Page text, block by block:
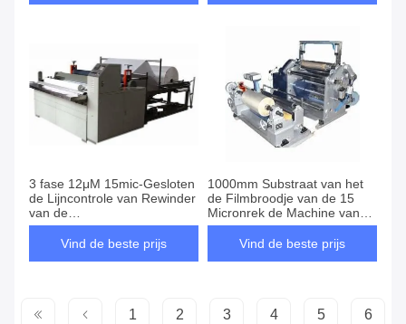
3 fase 12μM 15mic-Gesloten
de Lijncontrole van Rewinder
van de
HUISDIERENsnijmachine
MachineVind de beste prijs
1000mm Substraat van het
de Filmbroodje van de 15
Micronrek de Machine van
de Snijmachinerewinder
Vind de beste prijs
1 2 3 4 5 6